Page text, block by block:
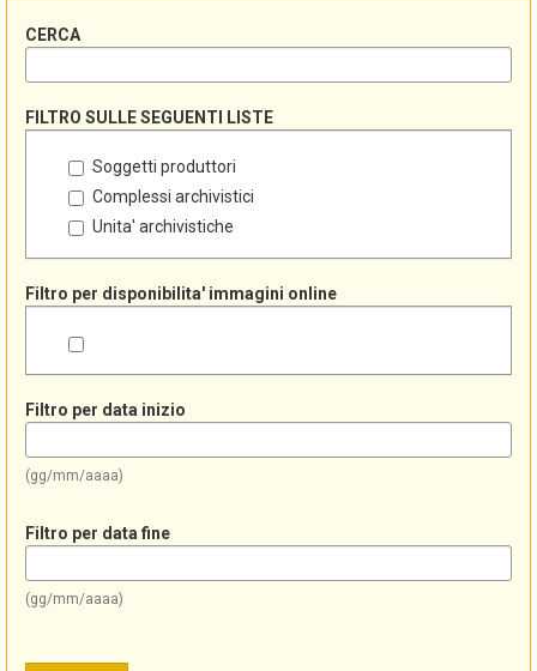
CERCA
FILTRO SULLE SEGUENTI LISTE
Soggetti produttori
Complessi archivistici
Unita' archivistiche
Filtro per disponibilita' immagini online
Filtro per data inizio
(gg/mm/aaaa)
Filtro per data fine
(gg/mm/aaaa)